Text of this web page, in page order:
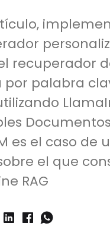
recuperador
por palabra
es el caso de
el que
RAG